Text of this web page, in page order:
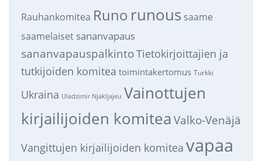
Rauhankomitea Runo runous saame
saamelaiset sananvapaus
sananvapauspalkintoTietokirjoittajien ja
tutkijoiden komitea toimintakertomus Turkki
Ukraina Uladzimir Njakljajeu Vainottujen
kirjailijoiden komitea Valko-Venäjä
Vangittujen kirjailijoiden komitea vapaa